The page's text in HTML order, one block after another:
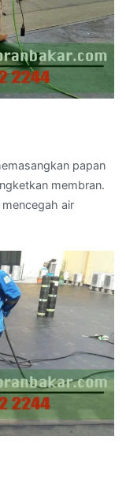
papan
membran.
air